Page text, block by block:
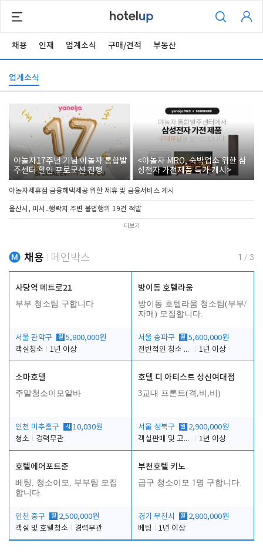
채용 인재 업계소식 구매/견적 부동산
업계소식
야놀자17주년 기념 야놀자 통합발
주센터 할인 프로모션 진행
<야놀자 MRO, 숙박업소 위한 삼
성전자 가전제품 특가 개시>
야놀자제휴점 금융혜택제공 위한 제휴 및 금융서비스 게시
울산시, 피서․행락지 주변 불법행위 19건 적발
더보기
채용 메인박스 1 / 3
사당역 메트로21
부부 청소팀 구합니다
서울 관악구 월 5,800,000원
객실청소
1년 이상
방이동 호텔라움
방이동 호텔라움 청소팀(부부/
자매) 모집합니다.
서울 송파구 월 5,600,000원
전반적인 청소 업무(객실청소.객실정리)
1년 이상
소마호텔
주말청소이모알바
인천 미추홀구 시 10,030원
청소
경력무관
호텔 디 아티스트 성신여대점
3교대 프론트(격,비,비)
서울 성북구 월 2,900,000원
객실판매 및 고객응대
1년 이상
호텔에어포트준
베팅, 청소이모, 부부팀 모집
합니다.
인천 중구 월 2,500,000원
객실 및 호텔청소
경력무관
부천호텔 키노
급구 청소이모 1명 구합니다.
경기 부천시 월 2,800,000원
베팅
1년 이상